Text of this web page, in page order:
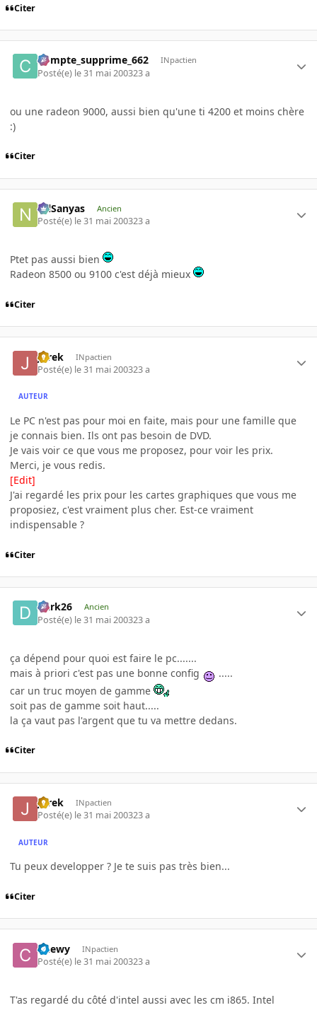
Citer
Compte_supprime_662 INpactien
Posté(e) le 31 mai 200323 a
ou une radeon 9000, aussi bien qu'une ti 4200 et moins chère
:)
Citer
NilSanyas Ancien
Posté(e) le 31 mai 200323 a
Ptet pas aussi bien
Radeon 8500 ou 9100 c'est déjà mieux
Citer
JBrek INpactien
Posté(e) le 31 mai 200323 a
AUTEUR
Le PC n'est pas pour moi en faite, mais pour une famille que
je connais bien. Ils ont pas besoin de DVD.
Je vais voir ce que vous me proposez, pour voir les prix.
Merci, je vous redis.
[Edit]
J'ai regardé les prix pour les cartes graphiques que vous me
proposiez, c'est vraiment plus cher. Est-ce vraiment
indispensable ?
Citer
Dark26 Ancien
Posté(e) le 31 mai 200323 a
ça dépend pour quoi est faire le pc.......
mais à priori c'est pas une bonne config
.....
car un truc moyen de gamme
soit pas de gamme soit haut.....
la ça vaut pas l'argent que tu va mettre dedans.
Citer
JBrek INpactien
Posté(e) le 31 mai 200323 a
AUTEUR
Tu peux developper ? Je te suis pas très bien...
Citer
Chewy INpactien
Posté(e) le 31 mai 200323 a
T'as regardé du côté d'intel aussi avec les cm i865. Intel